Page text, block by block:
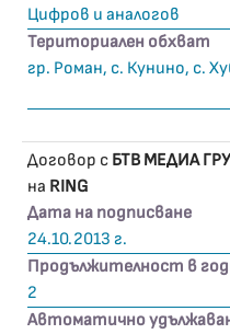
Цифров и аналогов
Териториален обхват
гр. Роман, с. Кунино, с.
Договор с БТВ МЕДИА
на RING
Дата на подписване
24.10.2013 г.
Продължителност в
2
Автоматично